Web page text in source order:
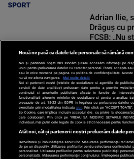
SPORT
SPORT
Adrian Ilie,
Drăguș cu
FCSB: „Nu
Nouă ne pasă ca datele tale personale să rămână
Noi și partenerii noștri 201 stocăm și/sau accesăm informații pe
unici pentru prelucrarea datelor cu caracter personal. Puteți accepta
sau în orice moment, pe pagina cu politica de confidențialitate.
nu vă vor afecta navigarea.
Mai multe detalii
Noi si partenerii nostri (retelele de socializare si agentiile de
servicii de date analitice) prelucram date pentru a permite
continutul si anunturile publicitare afisate in functie de
functionalitati aferente retelelor de socializare si pentru a analiza
prevazute de art. 15-22 din GDPR in legatura cu prelucrarea datelor
exercitate prin modalitatea indicataaici . Prin click pe “ACCEPT
tip Cookie, care implica inclusiv acceptul dvs. cu privire la stocarea/
care colaboram. Prin click pe “VREAU SA MODIFIC SETARILE
individual, mai putin cele legate de cookie strict necesare pentru
Atât noi, cât și partenerii noștri prelucrăm datele
Dezvoltarea și îmbunătățirea serviciilor. Măsurarea performanței
de pe un dispozitiv. Utilizarea profilurilor pentru selectarea conținutului
personalizat. Utilizarea profilurilor pentru selectarea publicității
personalizată. Măsurarea performanței conținutului. Înțelegerea